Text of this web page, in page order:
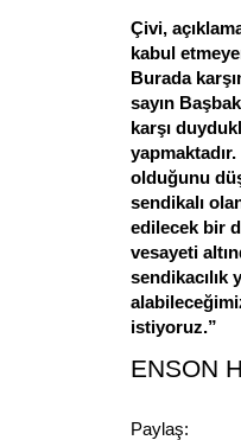
Çivi,
kabul
Burada
sayın
karşı
olduğunu
sendikalı
edilecek bir
vesayeti
istiyoruz.”
ENSON
Paylaş: